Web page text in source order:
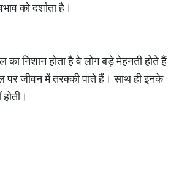
को दर्शाता है।
का निशान होता है वे लोग बड़े मेहनती होते हैं
पर जीवन में तरक्की पाते हैं। साथ ही इनके